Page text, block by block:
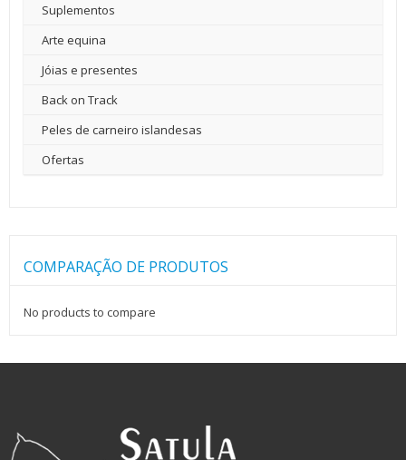
Suplementos
Arte equina
Jóias e presentes
Back on Track
Peles de carneiro islandesas
Ofertas
COMPARAÇÃO DE PRODUTOS
No products to compare